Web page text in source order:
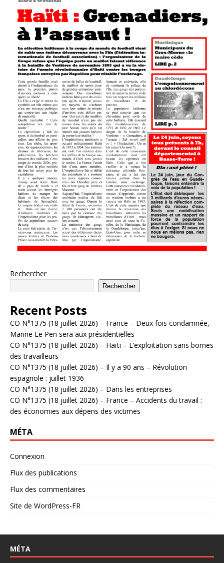
Rechercher
Rechercher
Recent Posts
CO N°1375 (18 juillet 2026) – France – Deux fois condamnée,
Marine Le Pen sera aux présidentielles
CO N°1375 (18 juillet 2026) – Haïti – L’exploitation sans bornes
des travailleurs
CO N°1375 (18 juillet 2026) – Il y a 90 ans – Révolution
espagnole : juillet 1936
CO N°1375 (18 juillet 2026) – Dans les entreprises
CO N°1375 (18 juillet 2026) – France – Accidents du travail :
des économies aux dépens des victimes
MÉTA
Connexion
Flux des publications
Flux des commentaires
Site de WordPress-FR
MÉTA